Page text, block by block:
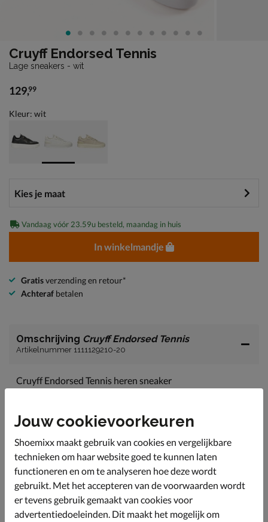
Cruyff Endorsed Tennis
Lage sneakers - wit
€ 129,99
129,99
Kleur: wit
Vandaag vóór 23.59u besteld, maandag in huis
In winkelmandje
Gratisverzending en retour*
Achteraf betalen
Omschrijving Cruyff Endorsed Tennis
Artikelnummer 1111129210-20
Cruyff Endorsed Tennis heren sneaker
Uitgevoerd in leer en voorzien van perforatei op de
neus voor een betere warmteafvoer.
Gevoerd met mesh-textiel wat de voeten droog en fris
houdt door de goede vocht absorberende werking en
doorademing.
Bevat een dempend voetbed wat het draagplezier
vergroot.
Jouw cookievoorkeuren
Shoemixx maakt gebruik van cookies en vergelijkbare
technieken om haar website goed te kunnen laten
functioneren en om te analyseren hoe deze wordt
gebruikt. Met het accepteren van de voorwaarden wordt
er tevens gebruik gemaakt van cookies voor
advertentiedoeleinden. Dit maakt het mogelijk om